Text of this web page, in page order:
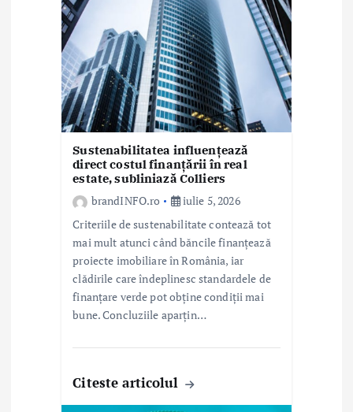
Sustenabilitatea influențează
direct costul finanțării în real
estate, subliniază Colliers
brandINFO.ro
iulie 5, 2026
Criteriile de sustenabilitate contează tot
mai mult atunci când băncile finanțează
proiecte imobiliare în România, iar
clădirile care îndeplinesc standardele de
finanțare verde pot obține condiții mai
bune. Concluziile aparțin…
Citeste articolul